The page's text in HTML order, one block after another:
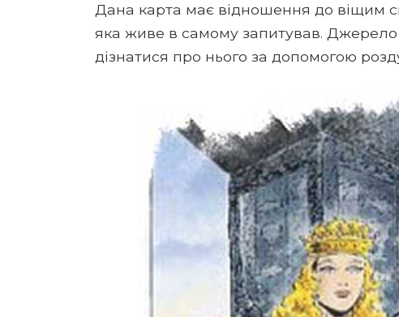
Дана карта має відношення до віщим
яка живе в самому запитував. Джерело
дізнатися про нього за допомогою